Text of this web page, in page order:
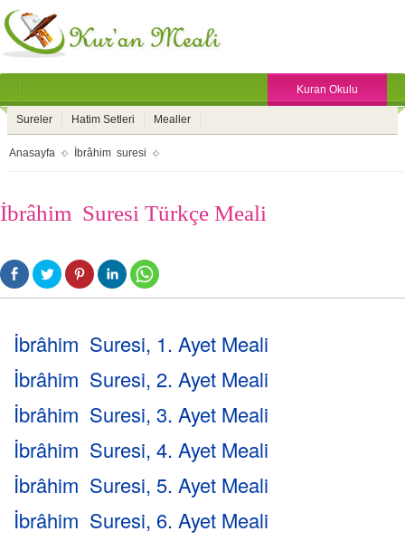
Kuran Okulu
Sureler Hatim Setleri Mealler
Anasayfa İbrâhim suresi
İbrâhim Suresi Türkçe Meali
İbrâhim Suresi, 1. Ayet Meali
İbrâhim Suresi, 2. Ayet Meali
İbrâhim Suresi, 3. Ayet Meali
İbrâhim Suresi, 4. Ayet Meali
İbrâhim Suresi, 5. Ayet Meali
İbrâhim Suresi, 6. Ayet Meali